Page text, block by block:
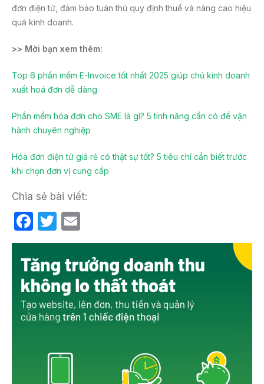
đơn điện tử, đảm bảo tuân thủ quy định thuế và nâng cao hiệu
quả kinh doanh.
>> Mời bạn xem thêm:
Top 6 phần mềm E-Invoice tốt nhất 2025 giúp chủ kinh doanh
xuất hoá đơn dễ dàng
Phần mềm hóa đơn cho SME là gì? 5 tính năng cần có để vận
hành chuyên nghiệp
Hóa đơn điện tử giá rẻ có thật sự tốt? 5 tiêu chí cần biết trước
khi chọn đơn vị cung cấp
Chia sẻ bài viết:
F
a
c
e
b
o
T
w
itt
er
m
ail